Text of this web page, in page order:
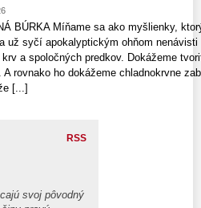
BÚRKA Míňame sa ako myšlienky,
už syčí apokalyptickým ohňom
krv a spoločných predkov. Dokážeme
A rovnako ho dokážeme chladnokrvne
[...]
RSS
svoj pôvodný